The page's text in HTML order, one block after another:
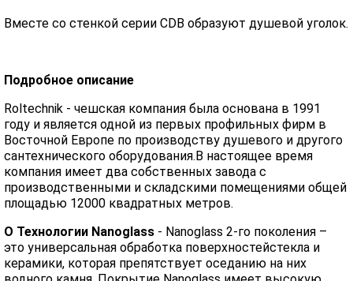
Вместе со стенкой серии CDB образуют душевой уголок.
Подробное описание
Roltechnik - чешская компания была основана в 1991
году и является одной из первых профильных фирм в
Восточной Европе по производству душевого и другого
сантехнического оборудования.В настоящее время
компания имеет два собственных завода с
производственными и складскими помещениями общей
площадью 12000 квадратных метров.
О Технологии Nanoglass - Nanoglass 2-го поколения –
это универсальная обработка поверхностейстекла и
керамики, которая препятствует оседанию на них